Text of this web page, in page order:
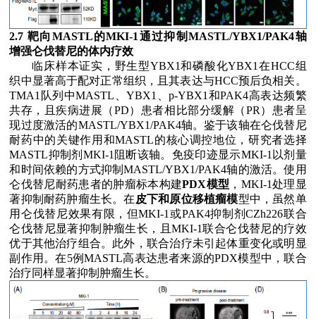
2.7 靶向 MASTL的MKI-1 通过抑制MASTL/YBX1/PAK4轴
增强仑伐替尼的体内疗效
临床样本证实，野生型YBX1和磷酸化YBX1 在HCC组
织中显著高于配对正常组织，且其表达与HCC预后负相关。
TMA1 队列中MASTL 、YBX1 、p-YBX1 和PAK4高表达频繁
共存，且疾病进展（PD）患者相比部分缓解（PR ）患者呈
现过度激活的MASTL/YBX1/PAK4轴。鉴于该轴在仑伐替尼
耐药中的关键作用和MASTL的核心调控地位，研究者选择
MASTL抑制剂 MKI-1 阻断该轴。免疫印迹显示MKI-1 以剂量
和时间依赖的方式抑制MASTL/YBX1/PAK4轴的激活。使用
仑伐替尼耐药患者的肿瘤标本构建PDX模型 ， MKI-1处理显
著抑制耐药肿瘤生长。在 皮下和原位移植瘤模型中，虽然单
用仑伐替尼效果有限，但MKI-1 或PAK4抑制剂CZh226联合
仑伐替尼显著抑制肿瘤生长，且 MKI-1联合仑伐替尼的疗效
优于其他治疗组合。此外，联合治疗未引起体重变化或明显
副作用。在5例MASTL高表达患者来源的PDX模型中，联合
治疗同样显著抑制肿瘤生长。